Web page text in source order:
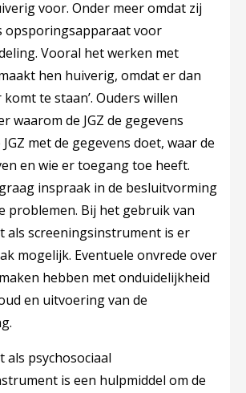
voor. Onder meer omdat zij
opsporingsapparaat voor
Vooral het werken met
hen huiverig, omdat er dan
komt te staan’. Ouders willen
waarom de JGZ de gegevens
met de gegevens doet, waar de
en wie er toegang toe heeft.
inspraak in de besluitvorming
problemen. Bij het gebruik van
als screeningsinstrument is er
mogelijk. Eventuele onvrede over
hebben met onduidelijkheid
en uitvoering van de
als psychosociaal
is een hulpmiddel om de